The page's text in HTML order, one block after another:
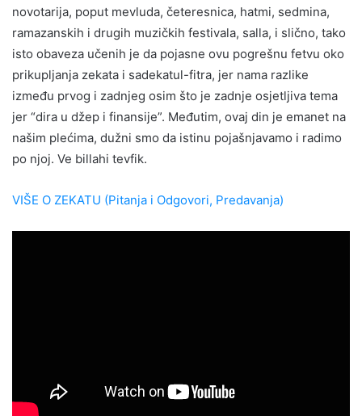
novotarija, poput mevluda, četeresnica, hatmi, sedmina,
ramazanskih i drugih muzičkih festivala, salla, i slično, tako
isto obaveza učenih je da pojasne ovu pogrešnu fetvu oko
prikupljanja zekata i sadekatul-fitra, jer nama razlike
između prvog i zadnjeg osim što je zadnje osjetljiva tema
jer “dira u džep i finansije”. Međutim, ovaj din je emanet na
našim plećima, dužni smo da istinu pojašnjavamo i radimo
po njoj. Ve billahi tevfik.
VIŠE O ZEKATU (Pitanja i Odgovori, Predavanja)